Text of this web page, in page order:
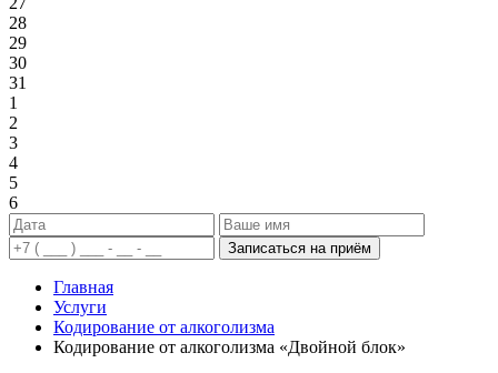
28
29
30
31
1
2
3
4
5
6
Записаться на приём
Главная
Услуги
Кодирование от алкоголизма
Кодирование от алкоголизма «Двойной блок»